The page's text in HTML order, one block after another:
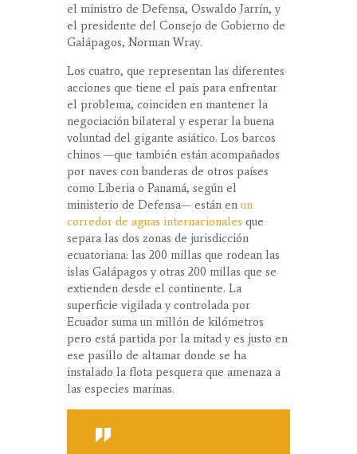
el ministro de Defensa, Oswaldo Jarrín, y
el presidente del Consejo de Gobierno de
Galápagos, Norman Wray.
Los cuatro, que representan las diferentes
acciones que tiene el país para enfrentar
el problema, coinciden en mantener la
negociación bilateral y esperar la buena
voluntad del gigante asiático. Los barcos
chinos —que también están acompañados
por naves con banderas de otros países
como Liberia o Panamá, según el
ministerio de Defensa— están en un
corredor de aguas internacionales que
separa las dos zonas de jurisdicción
ecuatoriana: las 200 millas que rodean las
islas Galápagos y otras 200 millas que se
extienden desde el continente. La
superficie vigilada y controlada por
Ecuador suma un millón de kilómetros
pero está partida por la mitad y es justo en
ese pasillo de altamar donde se ha
instalado la flota pesquera que amenaza a
las especies marinas.